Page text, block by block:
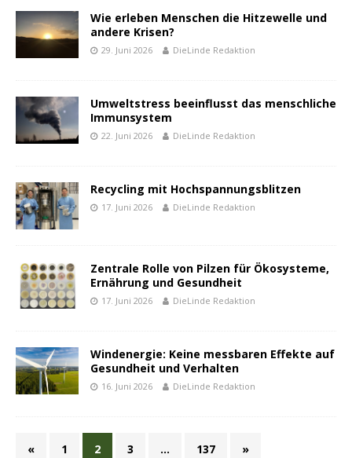
Wie erleben Menschen die Hitzewelle und
andere Krisen?
29. Juni 2026 DieLinde Redaktion
Umweltstress beeinflusst das menschliche
Immunsystem
22. Juni 2026 DieLinde Redaktion
Recycling mit Hochspannungsblitzen
17. Juni 2026 DieLinde Redaktion
Zentrale Rolle von Pilzen für Ökosysteme,
Ernährung und Gesundheit
17. Juni 2026 DieLinde Redaktion
Windenergie: Keine messbaren Effekte auf
Gesundheit und Verhalten
16. Juni 2026 DieLinde Redaktion
« 1 2 3 … 137 »